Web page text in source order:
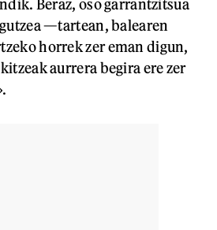
Beraz, oso garrantzitsua
—tartean, balearen
horrek zer eman digun,
aurrera begira ere zer